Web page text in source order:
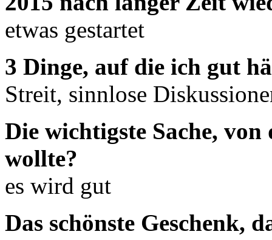
etwas gestartet
3 Dinge, auf die ich gut
Streit, sinnlose
Die wichtigste Sache,
wollte?
es wird gut
Das schönste Geschenk,